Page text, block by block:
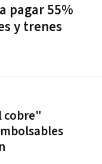
pagar 55%
y trenes
cobre"